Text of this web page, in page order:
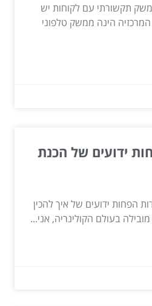
תקשורתי עם לקוחות יש
הינה ממשק טלפוני
ידועים של הכנת
הפחות ידועים של איך להכין
בעולם הקולינריה, אני...